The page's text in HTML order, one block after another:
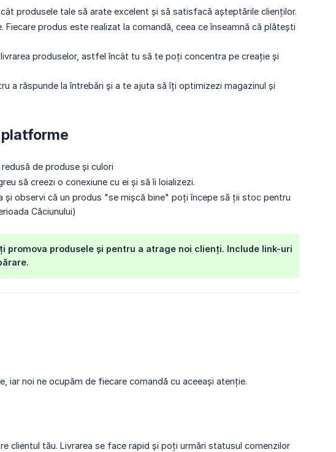
produsele tale să arate excelent și să satisfacă așteptările clienților.
produs este realizat la comandă, ceea ce înseamnă că plătești
produselor, astfel încât tu să te poți concentra pe creație și
a răspunde la întrebări și a te ajuta să îți optimizezi magazinul și
de produse și culori
să creezi o conexiune cu ei și să îi loializezi.
observi că un produs "se mișcă bine" poți începe să ții stoc pentru
Căciunului)
produsele și pentru a atrage noi clienți. Include link-uri
iar noi ne ocupăm de fiecare comandă cu aceeași atenție.
clientul tău. Livrarea se face rapid și poți urmări statusul comenzilor